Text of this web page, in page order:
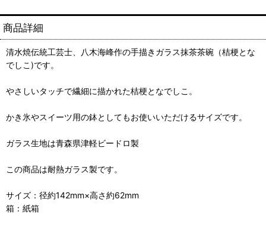
商品詳細
清水焼伝統工芸士、八木海峰作の手描きガラス抹茶茶碗（桔梗とな
でしこ)です。
やさしいタッチで繊細に描かれた桔梗となでしこ。
かき氷やスイーツ用の鉢としてもお使いいただけるサイズです。
ガラス生地は青森県津軽ビードロ製
この商品は耐熱ガラス製です。
サイズ：径約142mm×高さ約62mm
箱：紙箱